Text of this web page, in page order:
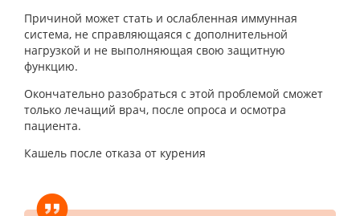
Причиной может стать и ослабленная иммунная
система, не справляющаяся с дополнительной
нагрузкой и не выполняющая свою защитную
функцию.
Окончательно разобраться с этой проблемой сможет
только лечащий врач, после опроса и осмотра
пациента.
Кашель после отказа от курения